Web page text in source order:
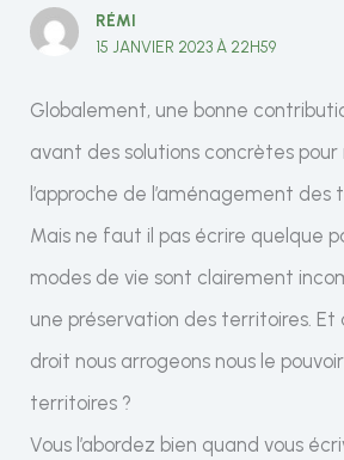
RÉMI
15 JANVIER 2023 À 22H59
Globalement, une bonne
avant des solutions concrètes
l’approche de l’aménagement des
Mais ne faut il pas écrire quelque
modes de vie sont clairement
une préservation des territoires. Et
droit nous arrogeons nous le
territoires ?
Vous l’abordez bien quand vous